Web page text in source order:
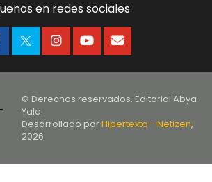
en redes sociales
© Derechos reservados. Editorial Abya
Yala
Desarrollado porHipertexto - Netizen,
2026